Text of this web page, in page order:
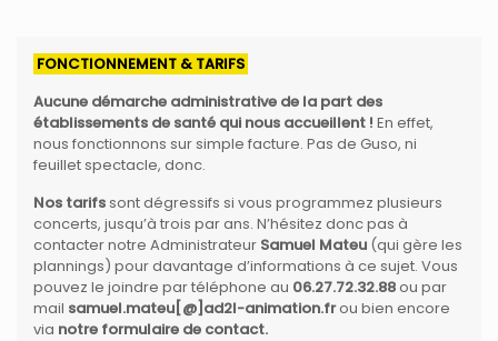
FONCTIONNEMENT & TARIFS
Aucune démarche administrative de la part des
établissements de santé qui nous accueillent ! En effet,
nous fonctionnons sur simple facture. Pas de Guso, ni
feuillet spectacle, donc.
Nos tarifs sont dégressifs si vous programmez plusieurs
concerts, jusqu’à trois par ans. N’hésitez donc pas à
contacter notre Administrateur Samuel Mateu (qui gère les
plannings) pour davantage d’informations à ce sujet. Vous
pouvez le joindre par téléphone au 06.27.72.32.88ou par
mail samuel.mateu[@]ad2l-animation.frou bien encore
via notre formulaire de contact.